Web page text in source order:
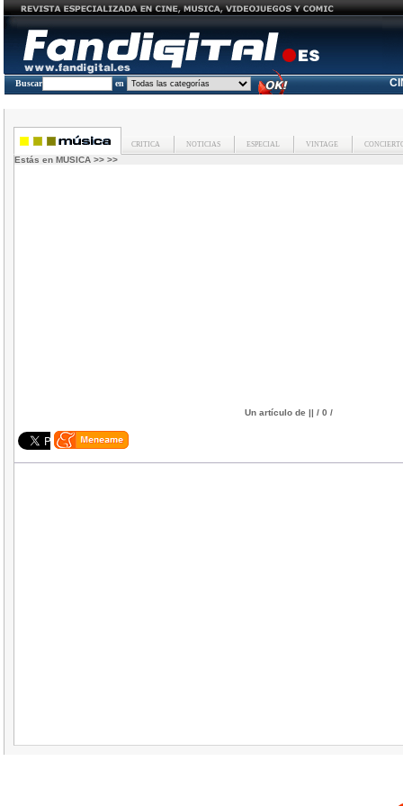
Buscar en
CRITICA NOTICIAS ESPECIAL VINTAGE
Estás en MUSICA >> >>
Un artículo de || / 0 /